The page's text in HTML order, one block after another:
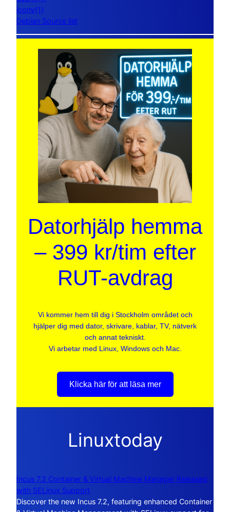
iconv(1)
Debian Source list
Datorhjälp hemma
– 399 kr/tim efter
RUT-avdrag
Vi kommer hem till dig i Stockholm området och
hjälper dig med dator, skrivare, kablar, TV, nätverk
och annat tekniskt.
Vi arbetar med Linux, Windows och Mac.
Klicka här för att läsa mer
Linuxtoday
Incus 7.2 Container & Virtual Machine Manager Released
with SELinux Support
Discover the new Incus 7.2, featuring enhanced Container